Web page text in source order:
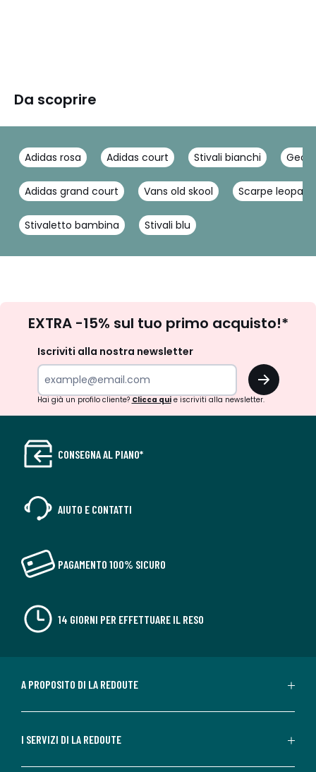
Da scoprire
Adidas rosa Adidas court Stivali bianchi Geox
Adidas grand court Vans old skool Scarpe
Stivaletto bambina Stivali blu
newsletter
EXTRA -15% sul tuo primo acquisto!*
Iscriviti alla nostra newsletter
OK
Hai già un profilo cliente? Clicca quie iscriviti alla newsletter.
CONSEGNA AL PIANO*
AIUTO E CONTATTI
PAGAMENTO 100% SICURO
14 GIORNI PER EFFETTUARE IL RESO
A PROPOSITO DI LA REDOUTE
I SERVIZI DI LA REDOUTE